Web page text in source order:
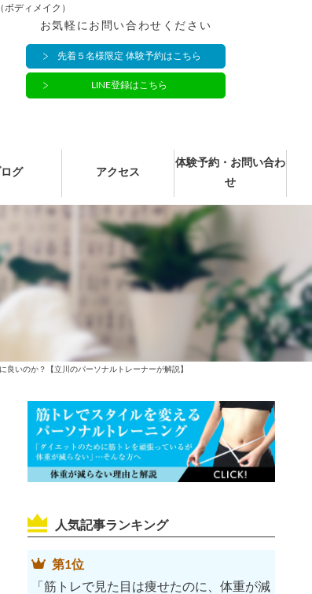
ディメイク）
お気軽にお問い合わせください
先着５名様限定 体験予約はこちら
LINE登録はこちら
グ アクセス
体験予約・お問い合わ
せ
良いのか？【立川のパーソナルトレーナーが解説】
人気記事ランキング
第1位
「筋トレで見た目は痩せたのに、体重が減